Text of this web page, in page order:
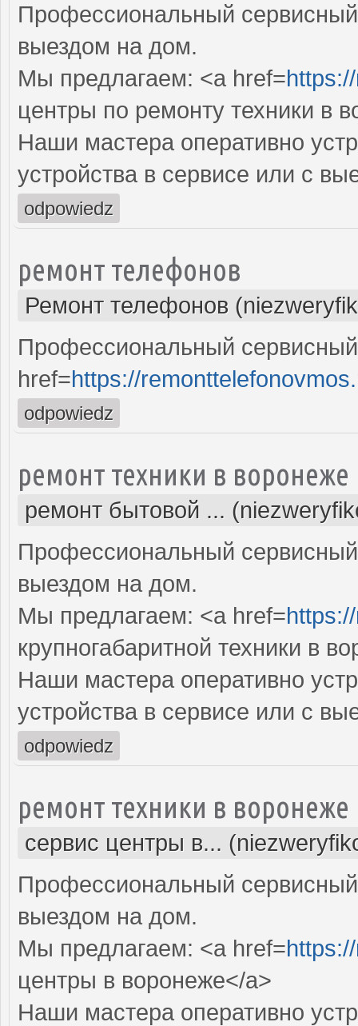
Профессиональный
выездом на дом.
Мы предлагаем: <a href=
центры по ремонту техники в
Наши мастера оперативно
устройства в сервисе или с
odpowiedz
ремонт телефонов
Ремонт телефонов
Профессиональный
href=https://
odpowiedz
ремонт техники в воронеже
ремонт бытовой ...
Профессиональный
выездом на дом.
Мы предлагаем: <a href=
крупногабаритной техники в
Наши мастера оперативно
устройства в сервисе или с
odpowiedz
ремонт техники в воронеже
сервис центры в...
Профессиональный
выездом на дом.
Мы предлагаем: <a href=
центры в воронеже</a>
Наши мастера оперативно